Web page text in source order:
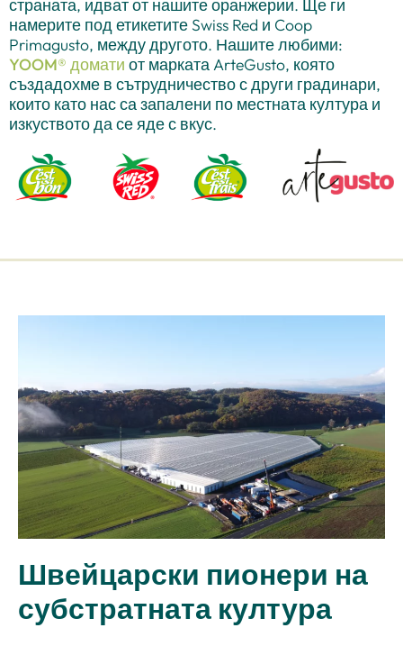
страната, идват от нашите оранжерии. Ще ги
намерите под етикетите Swiss Red и Coop
Primagusto, между другото. Нашите любими:
YOOM® домати от марката ArteGusto, която
създадохме в сътрудничество с други градинари,
които като нас са запалени по местната култура и
изкуството да се яде с вкус.
Швейцарски пионери на
субстратната култура